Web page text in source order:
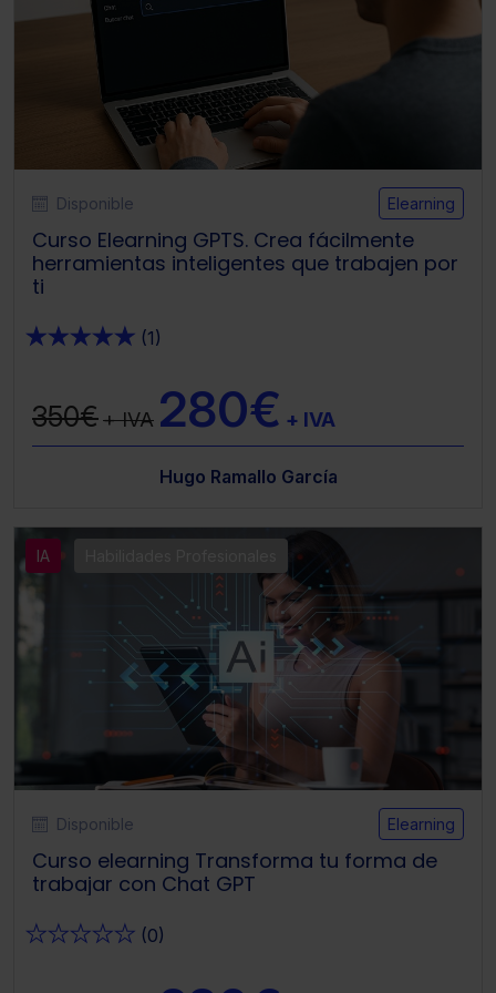
Saber más acerca de las cookies
Disponible Elearning
Curso Elearning GPTS. Crea fácilmente
herramientas inteligentes que trabajen por
ti
★★★★★ (1)
350€+ IVA 280€ + IVA
Hugo Ramallo García
IA
Disponible Elearning
Curso elearning Transforma tu forma de
trabajar con Chat GPT
★★★★★ (0)